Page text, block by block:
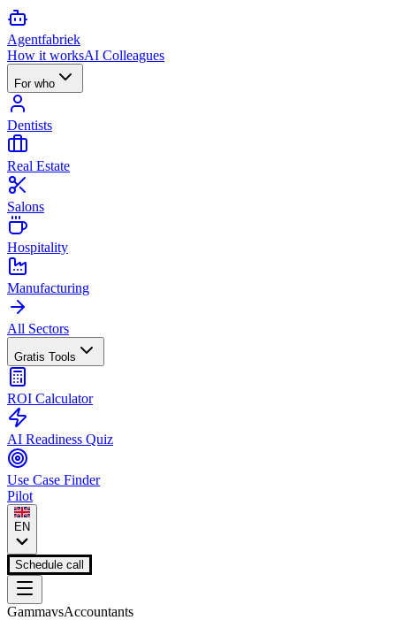
Agentfabriek
How it worksAI Colleagues
For who
Dentists
Real Estate
Salons
Hospitality
Manufacturing
All Sectors
Gratis Tools
ROI Calculator
AI Readiness Quiz
Use Case Finder
Pilot
EN
Schedule call
GammavsAccountants